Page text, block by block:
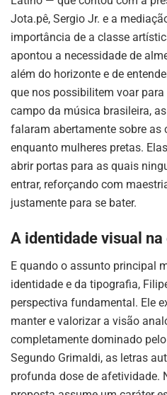
Jota.pê, Sergio Jr. e a
importância de a classe
apontou a necessidade de
além do horizonte e de
que nos possibilitem voar
campo da música brasileira,
falaram abertamente sobre as
enquanto mulheres pretas.
abrir portas para as quais
entrar, reforçando com
justamente para se bater.
A identidade visual
E quando o assunto principal
identidade e da tipografia,
perspectiva fundamental. Ele
manter e valorizar a visão
completamente dominado
Segundo Grimaldi, as letras
profunda dose de afetividade.